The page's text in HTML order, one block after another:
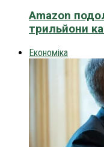
Amazon
трильйони
Економіка